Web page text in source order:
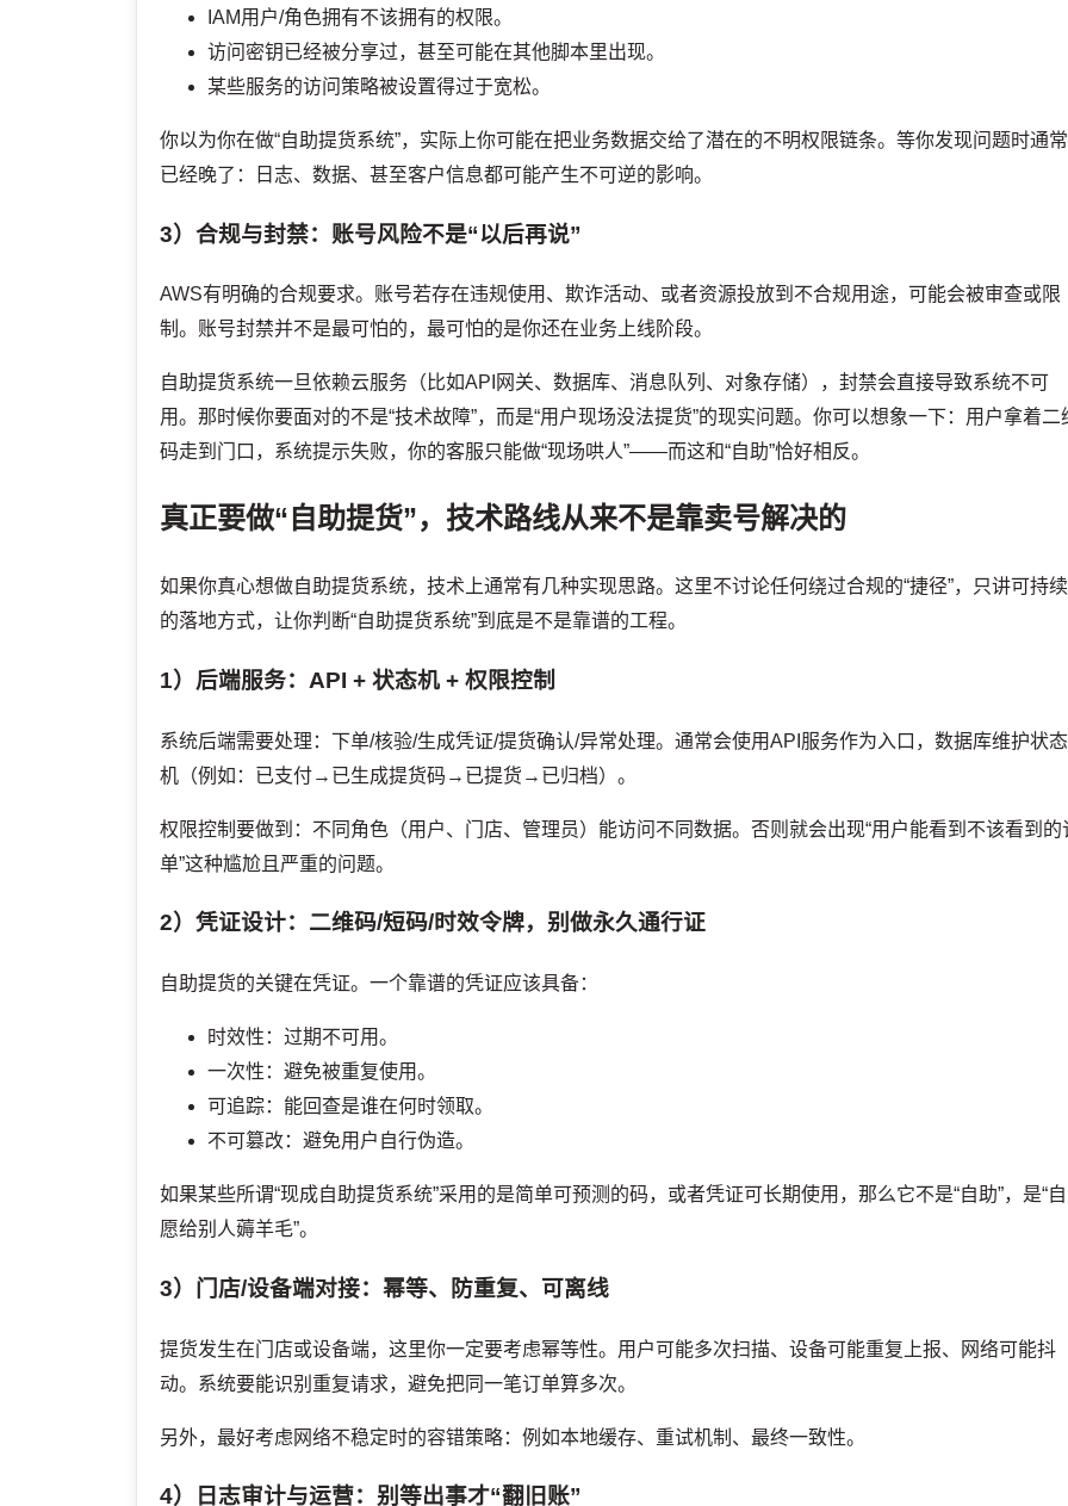
IAM用户/角色拥有不该拥有的权限。
访问密钥已经被分享过，甚至可能在其他脚本里出现。
某些服务的访问策略被设置得过于宽松。
你以为你在做“自助提货系统”，实际上你可能在把业务数据交给了潜在的不明权限链条。等你发现问题时通常
已经晚了：日志、数据、甚至客户信息都可能产生不可逆的影响。
3）合规与封禁：账号风险不是“以后再说”
AWS有明确的合规要求。账号若存在违规使用、欺诈活动、或者资源投放到不合规用途，可能会被审查或限
制。账号封禁并不是最可怕的，最可怕的是你还在业务上线阶段。
自助提货系统一旦依赖云服务（比如API网关、数据库、消息队列、对象存储），封禁会直接导致系统不可
用。那时候你要面对的不是“技术故障”，而是“用户现场没法提货”的现实问题。你可以想象一下：用户拿着二
码走到门口，系统提示失败，你的客服只能做“现场哄人”——而这和“自助”恰好相反。
真正要做“自助提货”，技术路线从来不是靠卖号解决的
如果你真心想做自助提货系统，技术上通常有几种实现思路。这里不讨论任何绕过合规的“捷径”，只讲可持续
的落地方式，让你判断“自助提货系统”到底是不是靠谱的工程。
1）后端服务：API + 状态机 + 权限控制
系统后端需要处理：下单/核验/生成凭证/提货确认/异常处理。通常会使用API服务作为入口，数据库维护状态
机（例如：已支付→已生成提货码→已提货→已归档）。
权限控制要做到：不同角色（用户、门店、管理员）能访问不同数据。否则就会出现“用户能看到不该看到的
单”这种尴尬且严重的问题。
2）凭证设计：二维码/短码/时效令牌，别做永久通行证
自助提货的关键在凭证。一个靠谱的凭证应该具备：
时效性：过期不可用。
一次性：避免被重复使用。
可追踪：能回查是谁在何时领取。
不可篡改：避免用户自行伪造。
如果某些所谓“现成自助提货系统”采用的是简单可预测的码，或者凭证可长期使用，那么它不是“自助”，是“自
愿给别人薅羊毛”。
3）门店/设备端对接：幂等、防重复、可离线
提货发生在门店或设备端，这里你一定要考虑幂等性。用户可能多次扫描、设备可能重复上报、网络可能抖
动。系统要能识别重复请求，避免把同一笔订单算多次。
另外，最好考虑网络不稳定时的容错策略：例如本地缓存、重试机制、最终一致性。
4）日志审计与运营：别等出事才“翻旧账”